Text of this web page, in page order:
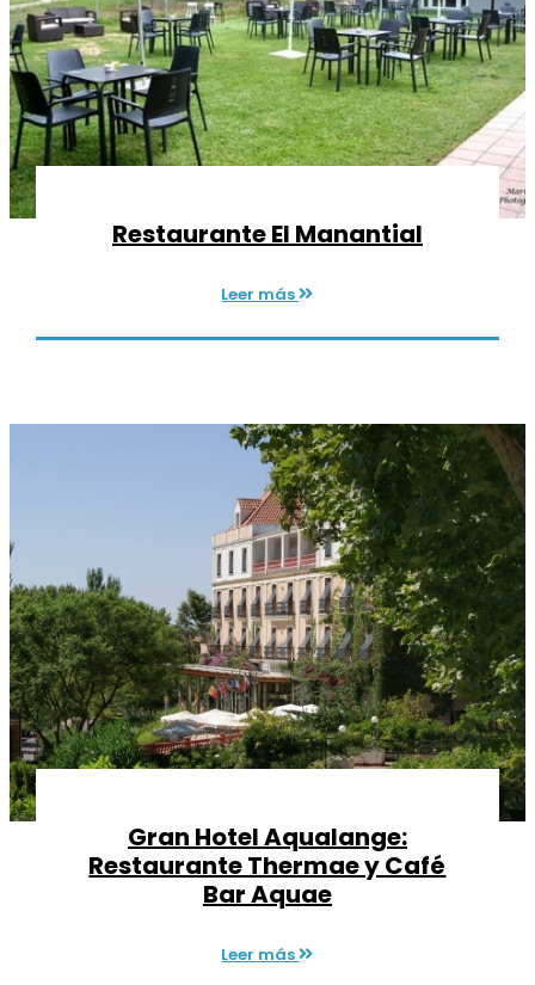
Restaurante El Manantial
Leer más
Gran Hotel Aqualange:
Restaurante Thermae y Café
Bar Aquae
Leer más